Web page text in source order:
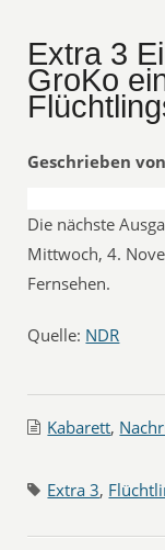
Extra 3
GroKo
Geschrieben
Die nächste
Mittwoch, 4.
Fernsehen.
Quelle: NDR
Kabarett,
Extra 3,